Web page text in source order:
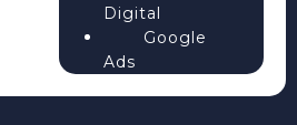
Digital
Google
Ads